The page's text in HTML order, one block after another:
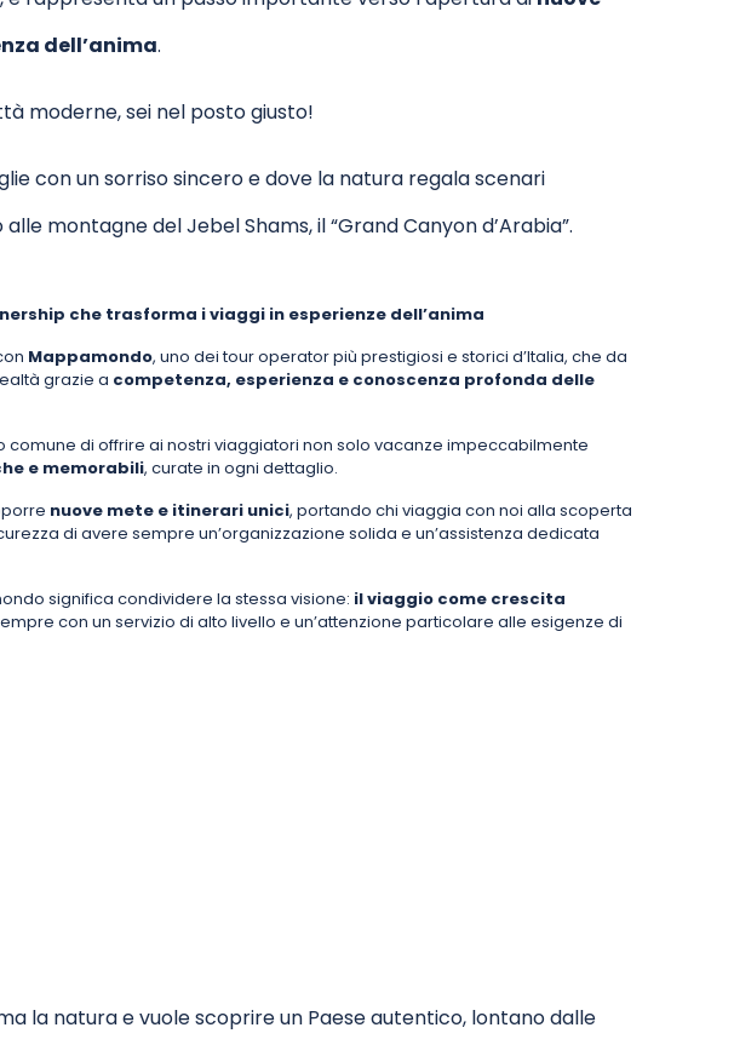
dell’anima.
moderne, sei nel posto giusto!
con un sorriso sincero e dove la natura regala scenari
montagne del Jebel Shams, il “Grand Canyon d’Arabia”.
che trasforma i viaggi in esperienze dell’anima
Mappamondo, uno dei tour operator più prestigiosi e storici d’Italia, che da
grazie a competenza, esperienza e conoscenza profonda delle
di offrire ai nostri viaggiatori non solo vacanze impeccabilmente
e memorabili, curate in ogni dettaglio.
nuove mete e itinerari unici, portando chi viaggia con noi alla scoperta
di avere sempre un’organizzazione solida e un’assistenza dedicata
significa condividere la stessa visione: il viaggio come crescita
con un servizio di alto livello e un’attenzione particolare alle esigenze di
la natura e vuole scoprire un Paese autentico, lontano dalle